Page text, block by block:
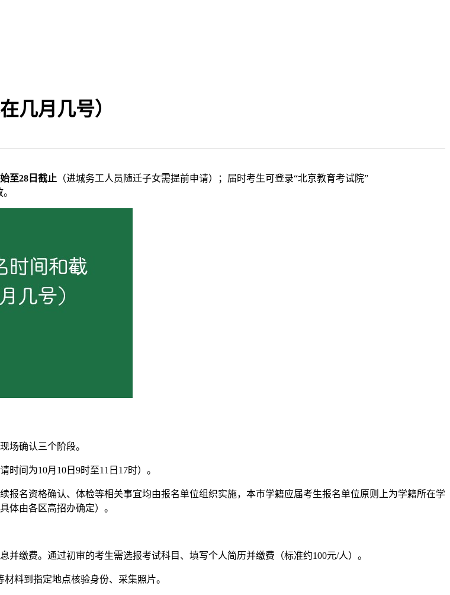
几月几号）
至28日截止 （进城务工人员随迁子女需提前申请）；届时考生可登录“北京教育考试院”
场确认三个阶段。
时间为10月10日9时至11日17时）。
名资格确认、体检等相关事宜均由报名单位组织实施，本市学籍应届考生报名单位原则上为学籍所在学
体由各区高招办确定）。
缴费。通过初审的考生需选报考试科目、填写个人简历并缴费（标准约100元/人）。‌‌
料到指定地点核验身份、采集照片。‌‌